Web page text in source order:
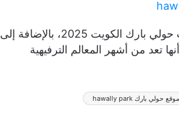
والآن نصل إلى نهاية مقالنا الذي تحدثنا فيه عن اسعار العاب حولي بارك الكويت 2025، بالإضافة إلى
تعد من أشهر المعالم الترفيهية
موقع حولي بارك hawally park